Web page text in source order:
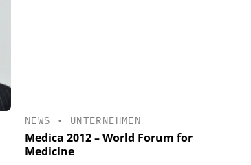
NEWS • UNTERNEHMEN
Medica 2012 – World Forum for
Medicine